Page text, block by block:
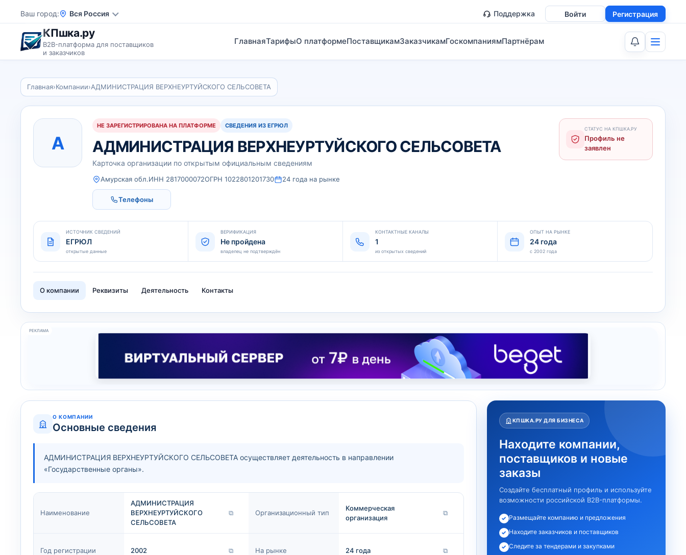
Ваш город Вся Россия Войти Регистрация
Поддержка
КПшка.ру
B2B-платформа для поставщиков
и заказчиков
ГлавнаяТарифыО платформеПоставщикамЗаказчикамГоскомпаниямПартнёрам
Главная›Компании›АДМИНИСТРАЦИЯ ВЕРХНЕУРТУЙСКОГО СЕЛЬСОВЕТА
А
НЕ ЗАРЕГИСТРИРОВАНА НА ПЛАТФОРМЕ СВЕДЕНИЯ ИЗ ЕГРЮЛ
АДМИНИСТРАЦИЯ ВЕРХНЕУРТУЙСКОГО СЕЛЬСОВЕТА
Карточка организации по открытым официальным сведениям
Амурская обл.ИНН 2817000072ОГРН 1022801201730 24 года на рынке
Телефоны
СТАТУС НА КПШКА.РУ
Профиль не
заявлен
ИСТОЧНИК СВЕДЕНИЙ
ЕГРЮЛ
открытые данные
ВЕРИФИКАЦИЯ
Не пройдена
владелец не подтверждён
КОНТАКТНЫЕ КАНАЛЫ
1
из открытых сведений
ОПЫТ НА РЫНКЕ
24 года
с 2002 года
О компании Реквизиты Деятельность Контакты
РЕКЛАМА
О КОМПАНИИ
Основные сведения
АДМИНИСТРАЦИЯ ВЕРХНЕУРТУЙСКОГО СЕЛЬСОВЕТА осуществляет деятельность в направлении
«Государственные органы».
Наименование
АДМИНИСТРАЦИЯ
ВЕРХНЕУРТУЙСКОГО
СЕЛЬСОВЕТА
⧉ Организационный тип
Коммерческая
организация
⧉
Год регистрации 2002 ⧉ На рынке 24 года ⧉
КПШКА.РУ ДЛЯ БИЗНЕСА
Находите компании,
поставщиков и новые
заказы
Создайте бесплатный профиль и используйте
возможности российской B2B-платформы.
✓ Размещайте компанию и предложения
✓ Находите заказчиков и поставщиков
✓ Следите за тендерами и закупками